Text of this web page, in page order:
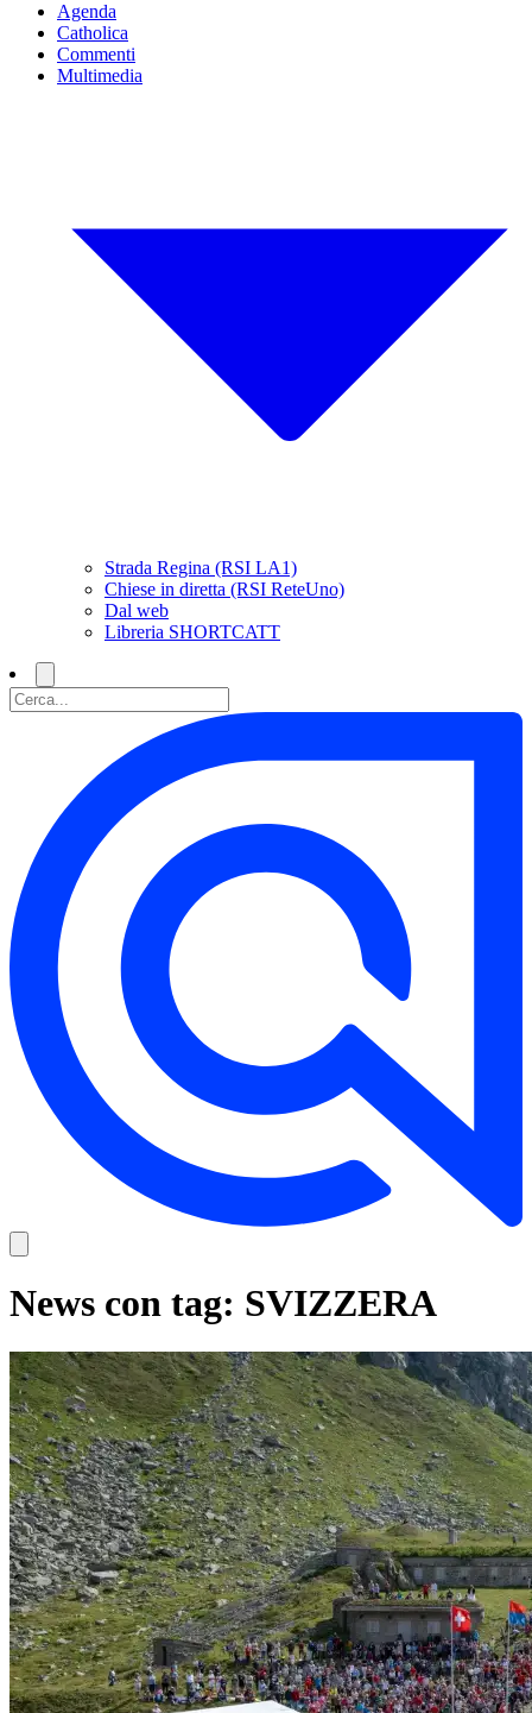
Agenda
Catholica
Commenti
Multimedia
Strada Regina (RSI LA1)
Chiese in diretta (RSI ReteUno)
Dal web
Libreria SHORTCATT
News con tag: SVIZZERA